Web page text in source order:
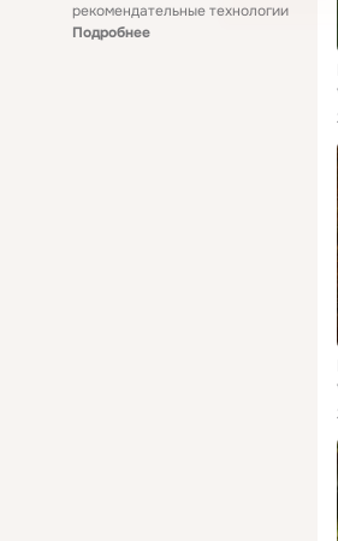
рекомендательные технологии
Подробнее